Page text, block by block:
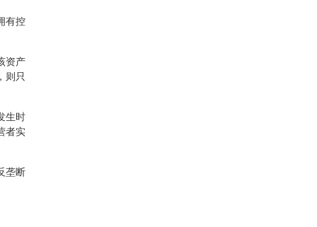
有控
资产
则只
生时
者实
垄断